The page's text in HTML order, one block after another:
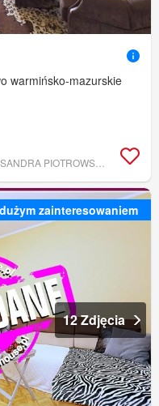
warmińsko-mazurskie
dużym zainteresowaniem
12 Zdjęcia